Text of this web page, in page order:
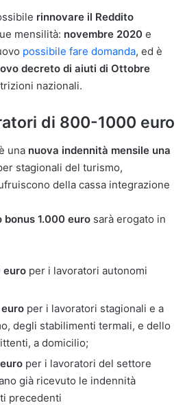
rinnovare il Reddito
mensilità: novembre 2020 e
possibile fare domanda, ed è
decreto di aiuti di Ottobre
nazionali.
di 800-1000 euro
una nuova indennità mensile una
stagionali del turismo,
della cassa integrazione
bonus 1.000 euro sarà erogato in
euro per i lavoratori autonomi
per i lavoratori stagionali e a
degli stabilimenti termali, e dello
a domicilio;
per i lavoratori del settore
già ricevuto le indennità
precedenti